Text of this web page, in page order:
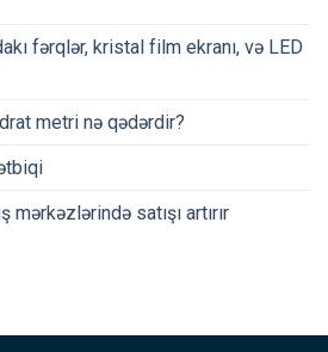
fərqlər, kristal film ekranı, və LED
metri nə qədərdir?
satışı artırır